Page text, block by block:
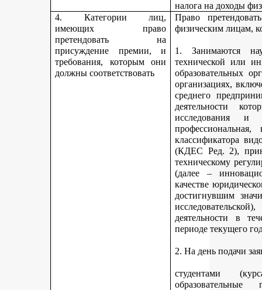
налога на доходы
4. Категории лиц,
имеющих право
претендовать на
присуждение премии, и
требования, которым они
должны соответствовать
Право
физическим лицам,
1. Занимаются
технической или
образовательных
организациях,
среднего
деятельности
исследования и
классификатора
(КДЕС Ред. 2),
техническому
(далее –
качестве
достигнувшим
деятельности в
периоде текущего
2. На день подачи
студентами
образовательные